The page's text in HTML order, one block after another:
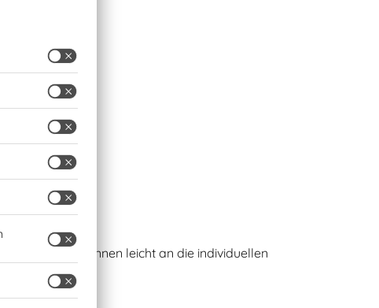
und können leicht an die individuellen
werden.